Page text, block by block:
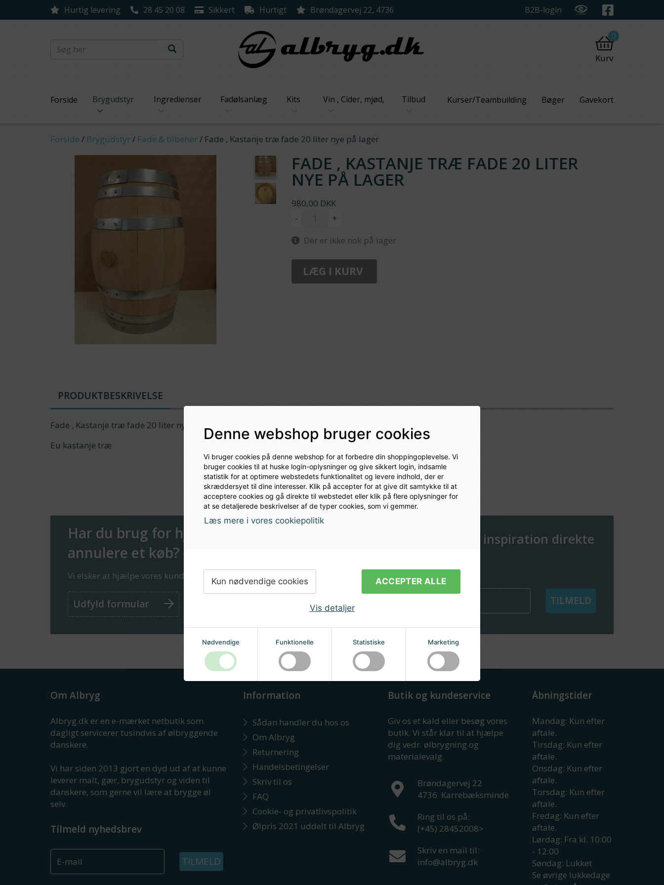
Denne webshop bruger cookies
Vi bruger cookies på denne webshop for at forbedre din shoppingoplevelse. Vi
bruger cookies til at huske login-oplysninger og give sikkert login, indsamle
statistik for at optimere webstedets funktionalitet og levere indhold, der er
skræddersyet til dine interesser. Klik på accepter for at give dit samtykke til at
acceptere cookies og gå direkte til webstedet eller klik på flere oplysninger for
at se detaljerede beskrivelser af de typer cookies, som vi gemmer.
Læs mere i vores cookiepolitik
Kun nødvendige cookies ACCEPTER ALLE
Vis detaljer
Nødvendige Funktionelle Statistiske Marketing
Hurtig levering 28 45 20 08 Sikkert Hurtigt Brøndagervej 22, 4736 B2B-login
0
Kurv
Forside Brygudstyr Ingredienser Fadølsanlæg Kits Vin , Cider, mjød, Tilbud Kurser/Teambuilding Bøger Gavekort
Forside / Brygudstyr/ Fade & tilbehør/ Fade , Kastanje træ fade 20 liter nye på lager
FADE , KASTANJE TRÆ FADE 20 LITER
NYE PÅ LAGER
980,00 DKK
-
+
Der er ikke nok på lager
LÆG I KURV
PRODUKTBESKRIVELSE
Fade , Kastanje træ fade 20 liter nye
Eu kastanje træ
Har du brug for hjælp eller vil du
annulere et køb?
Vi elsker at hjælpe vores kunder!
Udfyld formular
Modtag nyheder og inspiration direkte
TILMELD
Om Albryg
Albryg.dk er en e-mærket netbutik som
dagligt servicerer tusindvis af ølbryggende
danskere.
Vi har siden 2013 gjort en dyd ud af at kunne
leverer malt, gær, brygudstyr og viden til
danskere, som gerne vil lære at brygge øl
selv.
Tilmeld nyhedsbrev
TILMELD
Information
Sådan handler du hos os
Om Albryg
Returnering
Handelsbetingelser
Skriv til os
FAQ
Cookie- og privatlivspolitik
Ølpris 2021 uddelt til Albryg
Butik og kundeservice
Giv os et kald eller besøg vores
butik. Vi står klar til at hjælpe
dig vedr. ølbrygning og
materialevalg.
Brøndagervej 22
4736 Karrebæksminde
Ring til os på:
(+45) 28452008>
Skriv en mail til:
info@albryg.dk
Åbningstider
Mandag: Kun efter
aftale.
Tirsdag: Kun efter
aftale.
Onsdag: Kun efter
aftale.
Torsdag: Kun efter
aftale.
Fredag: Kun efter
aftale.
Lørdag: Fra kl. 10:00
- 12:00
Søndag: Lukket
Se øvrige lukkedage